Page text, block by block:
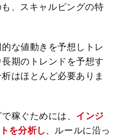
、スキャルピングの特
な値動きを予想しトレ
期のトレンドを予想す
はほとんど必要ありま
稼ぐためには、 インジ
を分析し、ルールに沿っ